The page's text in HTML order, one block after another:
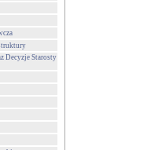
Decyzje Starosty